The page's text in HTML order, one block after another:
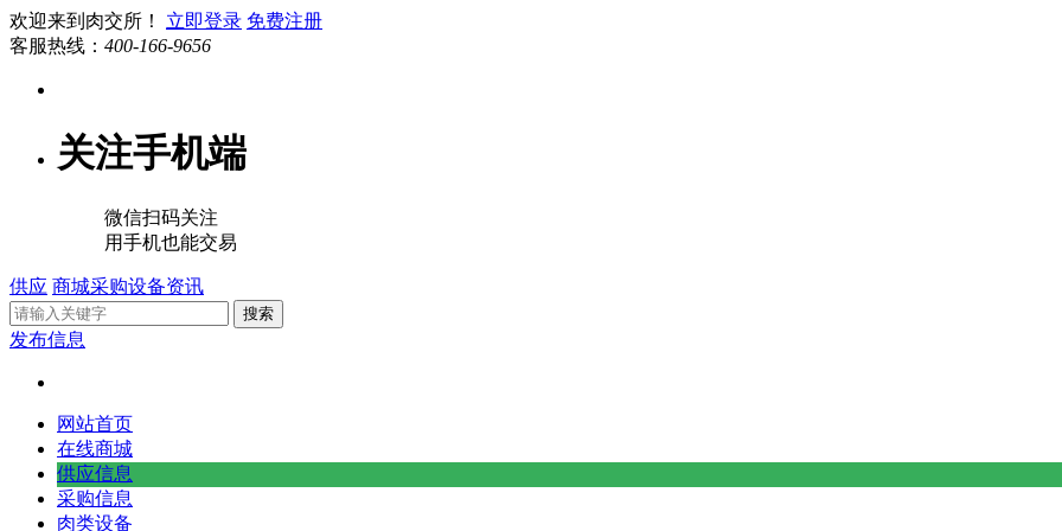
欢迎来到肉交所！ 立即登录 免费注册
客服热线： 400-166-9656
关注手机端
微信扫码关注
用手机也能交易
供应 商城采购设备资讯
搜索
发布信息
网站首页
在线商城
供应信息
采购信息
肉类设备